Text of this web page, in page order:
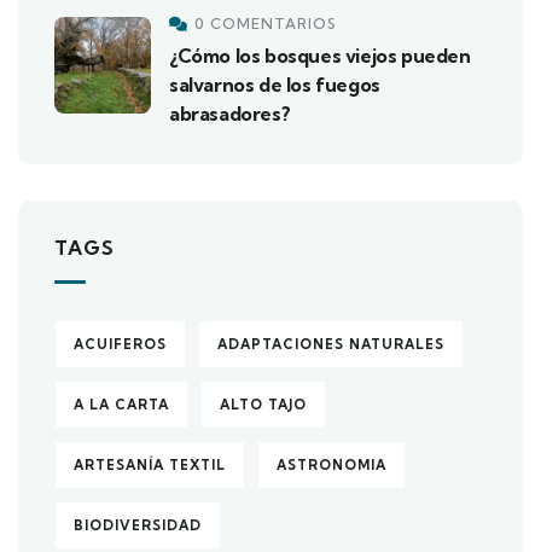
0 COMENTARIOS
¿Cómo los bosques viejos pueden
salvarnos de los fuegos
abrasadores?
TAGS
ACUIFEROS ADAPTACIONES NATURALES
A LA CARTA ALTO TAJO
ARTESANÍA TEXTIL ASTRONOMIA
BIODIVERSIDAD